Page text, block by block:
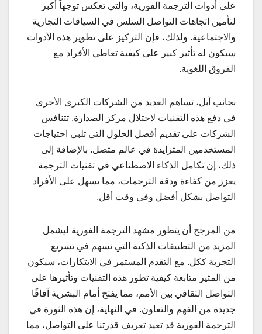
على أدوات الترجمة الفورية، والتي تعكس توجهاً أكبر
لتأمين اتجاهات التواصل السلس في السياقات التجارية
والاجتماعية. ولذلك، فإن التركيز على تطوير هذه الأدوات
سيكون له تأثير كبير على كيفية تعاطي الأفراد مع
الفروق اللغوية.
بجانب آبل، تساهم العديد من الشركات الكبرى الأخرى
في دفع هذه التقنيات لاحتلال مركز الصدارة. تتنافس
الشركات على تقديم أفضل الحلول التي تلبي احتياجات
المستخدمين المتزايدة في عالم متصل. بالإضافة إلى
ذلك، إن تكامل الذكاء الاصطناعي في تقنيات الترجمة
يعزز من كفاءة ودقة الترجمات، مما يسهل على الأفراد
التواصل بشكل أفضل وفي وقت أقل.
من المرجح أن يتطور مشهد الترجمة الفورية ليشمل
المزيد من التطبيقات الذكية التي تسهم في تسريع
التجربة ككل. مع التقدم المستمر في الابتكارات، سيكون
من المثير متابعة كيفية تطور هذه التقنيات وتأثيرها على
التواصل الثقافي بين الأمم، مما يفتح أمام البشرية آفاقًا
جديدة من الفهم والتعاون. في النهاية، إن هذه الثورة في
الترجمة الفورية قد تعيد تعريف قدرتنا على التواصل، مما